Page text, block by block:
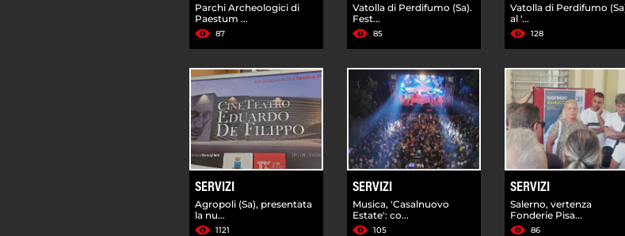
Parchi Archeologici di
Paestum ...
87
Vatolla di Perdifumo (Sa).
Fest...
85
Vatolla di Perdifumo
al '...
128
SERVIZI
Agropoli (Sa), presentata
la nu...
1121
SERVIZI
Musica, 'Casalnuovo
Estate': co...
105
SERVIZI
Salerno, vertenza
Fonderie Pisa...
86